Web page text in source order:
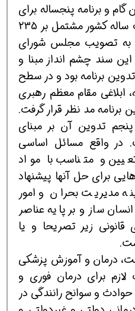
گام و برنامه پنجساله برای
تحقق سند چشم انداز بیست ساله كشور مشتمل بر 235
و به تصویب مجلس شورای
سند چشم انداز مبنا و
برنامه بود و در سطح
ابلاغی مقام معظم رهبری
برنامه مد نظر قرار گرفت.
تدوین آن بر مبنای
در واقع مسائل اساسی
و متناسب با مواد
برای حل آنها پیشنهاد
مدیریت بحران و امور
ساز و بر پایه عناصر
زیر تصریحا و یا
بهداشت، درمان و آموزش پزشکی
برای درمان فوری و
و سوانح رانندگی در